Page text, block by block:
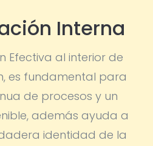
Interna
Efectiva al interior de
es fundamental para
de procesos y un
además ayuda a
identidad de la